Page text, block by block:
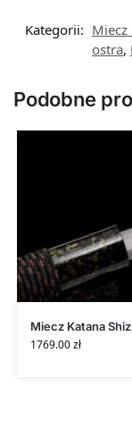
Kategorii: Miecz
ostra,
Podobne
Miecz Katana
1769.00zł